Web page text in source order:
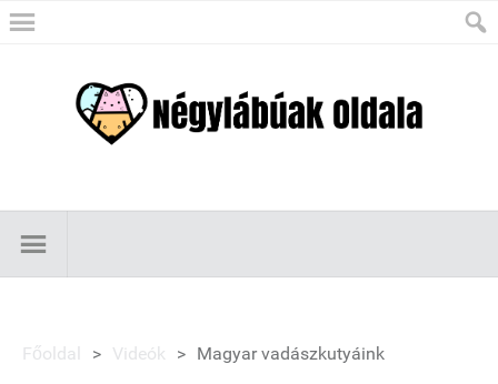
Főoldal > Videók > Magyar vadászkutyáink